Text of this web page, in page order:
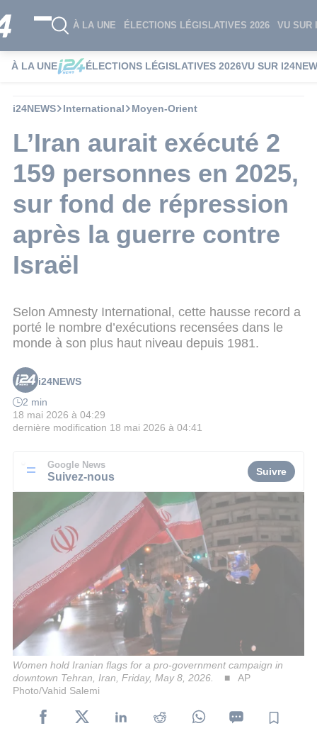
À LA UNE ÉLECTIONS LÉGISLATIVES 2026 VU SUR
À LA UNE ÉLECTIONS LÉGISLATIVES 2026VU SUR
i24NEWS International Moyen-Orient
L’Iran aurait exécuté 2
159 personnes en 2025,
sur fond de répression
après la guerre contre
Israël
Selon Amnesty International, cette hausse record a
porté le nombre d’exécutions recensées dans le
monde à son plus haut niveau depuis 1981.
i24NEWS
2 min
18 mai 2026 à 04:29
dernière modification 18 mai 2026 à 04:41
Google News
Suivez-nous Suivre
Women hold Iranian flags for a pro-government campaign in
downtown Tehran, Iran, Friday, May 8, 2026.
AP
Photo/Vahid Salemi